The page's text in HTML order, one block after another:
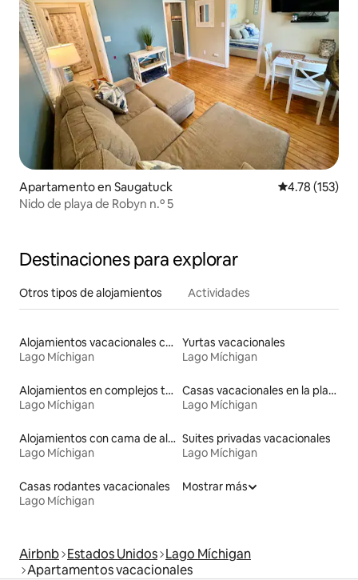
Apartamento en Saugatuck Calificación
4.78 (153)
Nido de playa de Robyn n.º 5
Destinaciones para explorar
Otros tipos de alojamientos Actividades
Alojamientos vacacionales con piscina
Lago Míchigan
Yurtas vacacionales
Lago Míchigan
Alojamientos en complejos turísticos
Lago Míchigan
Casas vacacionales en la playa
Lago Míchigan
Alojamientos con cama de altura accesible
Lago Míchigan
Suites privadas vacacionales
Lago Míchigan
Casas rodantes vacacionales
Lago Míchigan
Mostrar más
Airbnb Estados Unidos Lago Míchigan
Apartamentos vacacionales